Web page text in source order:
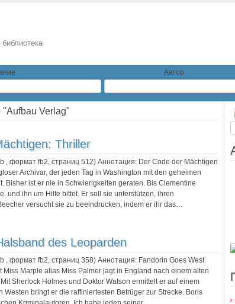
Автор
"Aufbau Verlag"
Thriller
, формат fb2, страниц 512) Аннотация: Der Code der Mächtigen
Archivar, der jeden Tag in Washington mit den geheimen
Bisher ist er nie in Schwierigkeiten geraten. Bis Clementine
und ihn um Hilfe bittet. Er soll sie unterstützen, ihren
versucht sie zu beeindrucken, indem er ihr das…
des Leoparden
, формат fb2, страниц 358) Аннотация: Fandorin Goes West
Miss Marple alias Miss Palmer jagt in England nach einem alten
Sherlock Holmes und Doktor Watson ermittelt er auf einem
Westen bringt er die raffiniertesten Betrüger zur Strecke. Boris